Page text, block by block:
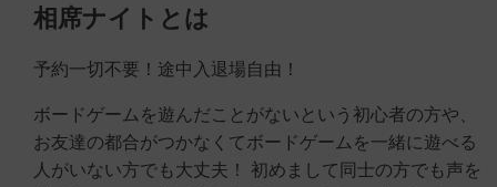
相席ナイトとは
予約一切不要！途中入退場自由！
ボードゲームを遊んだことがないという初心者の方や、
お友達の都合がつかなくてボードゲームを一緒に遊べる
人がいない方でも大丈夫！ 初めまして同士の方でも声を